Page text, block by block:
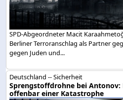
SPD-Abgeordneter Macit
Berliner Terroranschlag als Partner
gegen Juden und...
Deutschland -- Sicherheit
Sprengstoffdrohne bei Antonov:
offenbar einer Katastrophe